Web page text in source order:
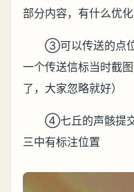
部分内容，有什么优
③可以传送的点
一个传送信标当时截
了，大家忽略就好）
④七丘的声骸提
三中有标注位置